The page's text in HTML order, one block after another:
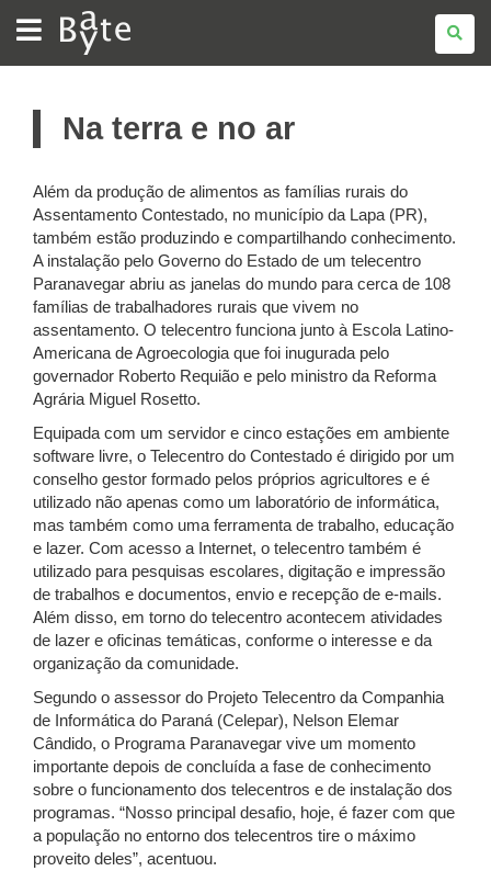
BATE
BYTE
Na terra e no ar
Além da produção de alimentos as famílias rurais do
Assentamento Contestado, no município da Lapa (PR),
também estão produzindo e compartilhando conhecimento.
A instalação pelo Governo do Estado de um telecentro
Paranavegar abriu as janelas do mundo para cerca de 108
famílias de trabalhadores rurais que vivem no
assentamento. O telecentro funciona junto à Escola Latino-
Americana de Agroecologia que foi inugurada pelo
governador Roberto Requião e pelo ministro da Reforma
Agrária Miguel Rosetto.
Equipada com um servidor e cinco estações em ambiente
software livre, o Telecentro do Contestado é dirigido por um
conselho gestor formado pelos próprios agricultores e é
utilizado não apenas como um laboratório de informática,
mas também como uma ferramenta de trabalho, educação
e lazer. Com acesso a Internet, o telecentro também é
utilizado para pesquisas escolares, digitação e impressão
de trabalhos e documentos, envio e recepção de e-mails.
Além disso, em torno do telecentro acontecem atividades
de lazer e oficinas temáticas, conforme o interesse e da
organização da comunidade.
Segundo o assessor do Projeto Telecentro da Companhia
de Informática do Paraná (Celepar), Nelson Elemar
Cândido, o Programa Paranavegar vive um momento
importante depois de concluída a fase de conhecimento
sobre o funcionamento dos telecentros e de instalação dos
programas. “Nosso principal desafio, hoje, é fazer com que
a população no entorno dos telecentros tire o máximo
proveito deles”, acentuou.